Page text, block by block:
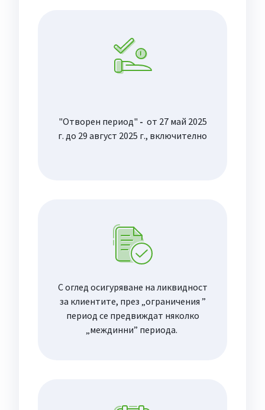
"Отворен период" - от 27 май 2025
г. до 29 август 2025 г., включително
С оглед осигуряване на ликвидност
за клиентите, през „ограничения ”
период се предвиждат няколко
„междинни” периода.